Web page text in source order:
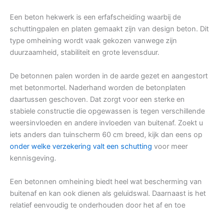
Een beton hekwerk is een erfafscheiding waarbij de
schuttingpalen en platen gemaakt zijn van design beton. Dit
type omheining wordt vaak gekozen vanwege zijn
duurzaamheid, stabiliteit en grote levensduur.
De betonnen palen worden in de aarde gezet en aangestort
met betonmortel. Naderhand worden de betonplaten
daartussen geschoven. Dat zorgt voor een sterke en
stabiele constructie die opgewassen is tegen verschillende
weersinvloeden en andere invloeden van buitenaf. Zoekt u
iets anders dan tuinscherm 60 cm breed, kijk dan eens op
onder welke verzekering valt een schutting voor meer
kennisgeving.
Een betonnen omheining biedt heel wat bescherming van
buitenaf en kan ook dienen als geluidswal. Daarnaast is het
relatief eenvoudig te onderhouden door het af en toe